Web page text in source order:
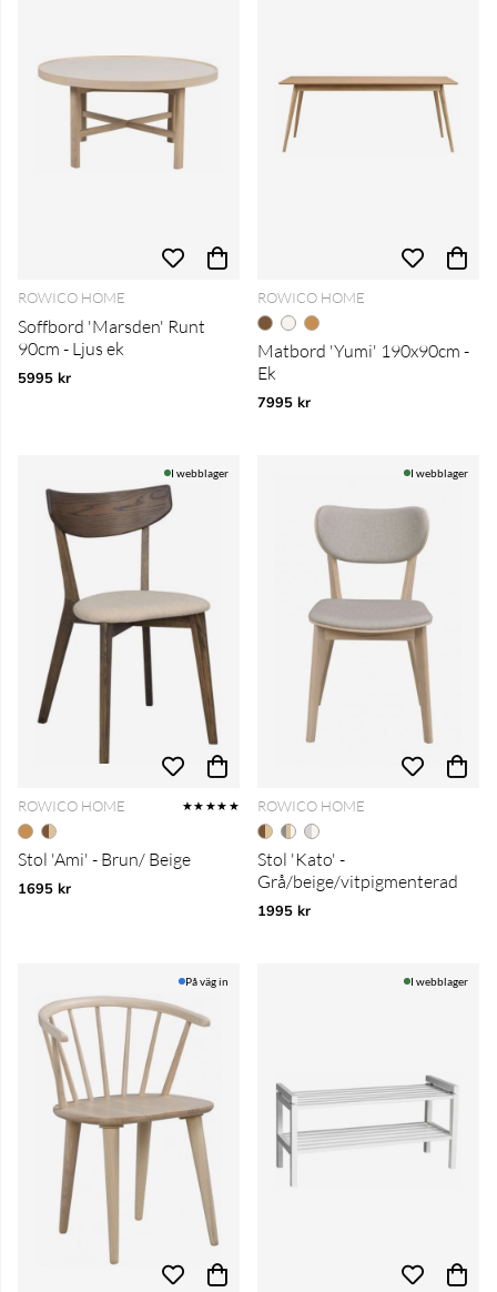
ROWICO HOME
Soffbord 'Marsden' Runt
90cm - Ljus ek
5995 kr
ROWICO HOME
Matbord 'Yumi' 190x90cm -
Ek
7995 kr
I webblager
ROWICO HOME ★★★★★
Stol 'Ami' - Brun/ Beige
1695 kr
I webblager
ROWICO HOME
Stol 'Kato' -
Grå/beige/vitpigmenterad
1995 kr
På väg in I webblager